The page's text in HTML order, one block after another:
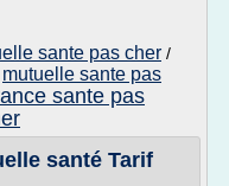
sante pas cher /
mutuelle sante pas
sante pas
santé Tarif